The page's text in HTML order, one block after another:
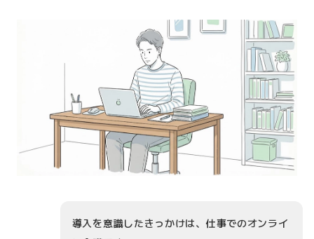
導入を意識したきっかけは、仕事でのオンライ